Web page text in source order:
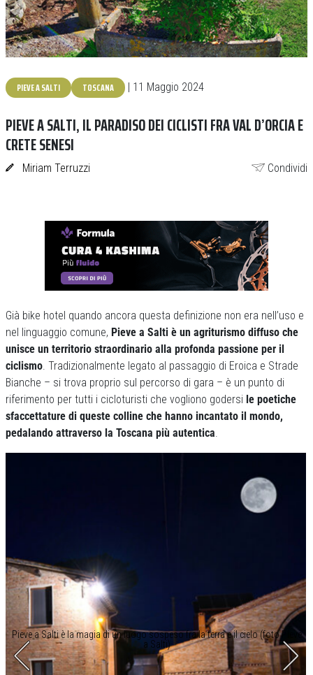
PIEVE A SALTI TOSCANA | 11 Maggio 2024
PIEVE A SALTI, IL PARADISO DEI CICLISTI FRA VAL D’ORCIA E
CRETE SENESI
Miriam Terruzzi Condividi
Già bike hotel quando ancora questa definizione non era nell’uso e
nel linguaggio comune, Pieve a Salti è un agriturismo diffuso che
unisce un territorio straordinario alla profonda passione per il
ciclismo. Tradizionalmente legato al passaggio di Eroica e Strade
Bianche – si trova proprio sul percorso di gara – è un punto di
riferimento per tutti i cicloturisti che vogliono godersi le poetiche
sfaccettature di queste colline che hanno incantato il mondo,
pedalando attraverso la Toscana più autentica.
Pieve a Salti è la magia di un luogo sospeso fra la terra e il cielo (foto Pieve
a Salti)